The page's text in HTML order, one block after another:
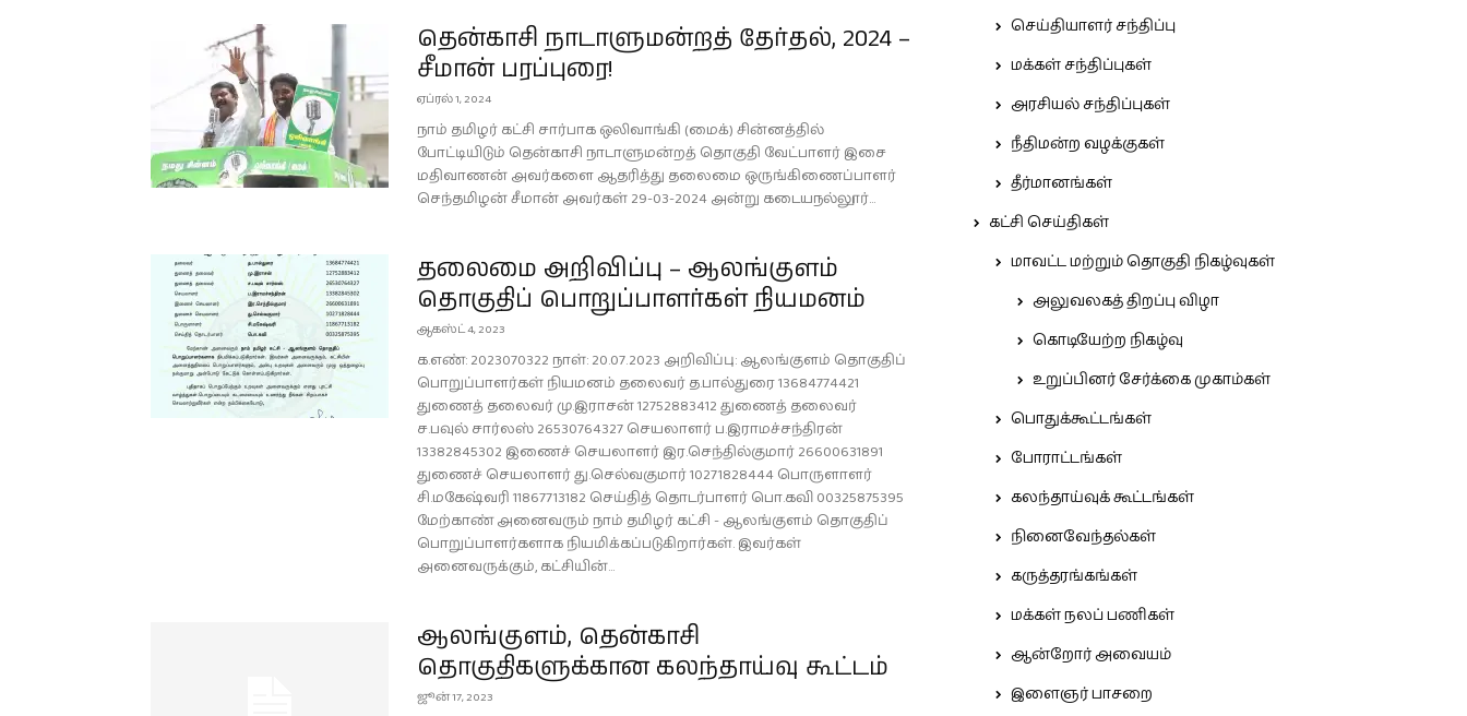
தென்காசி நாடாளுமன்றத் தேர்தல், 2024 –
சீமான் பரப்புரை!
ஏப்ரல் 1, 2024
நாம் தமிழர் கட்சி சார்பாக ஒலிவாங்கி (மைக்) சின்னத்தில்
போட்டியிடும் தென்காசி நாடாளுமன்றத் தொகுதி வேட்பாளர் இசை
மதிவாணன் அவர்களை ஆதரித்து தலைமை ஒருங்கிணைப்பாளர்
செந்தமிழன் சீமான் அவர்கள் 29-03-2024 அன்று கடையநல்லூர்...
தலைமை அறிவிப்பு – ஆலங்குளம்
தொகுதிப் பொறுப்பாளர்கள் நியமனம்
ஆகஸ்ட் 4, 2023
க.எண்: 2023070322 நாள்: 20.07.2023 அறிவிப்பு: ஆலங்குளம் தொகுதிப்
பொறுப்பாளர்கள் நியமனம் தலைவர் த.பால்துரை 13684774421
துணைத் தலைவர் மு.இராசன் 12752883412 துணைத் தலைவர்
ச.பவுல் சார்லஸ் 26530764327 செயலாளர் ப.இராமச்சந்திரன்
13382845302 இணைச் செயலாளர் இர.செந்தில்குமார் 26600631891
துணைச் செயலாளர் து.செல்வகுமார் 10271828444 பொருளாளர்
சி.மகேஷ்வரி 11867713182 செய்தித் தொடர்பாளர் பொ.கவி 00325875395
மேற்காண் அனைவரும் நாம் தமிழர் கட்சி - ஆலங்குளம் தொகுதிப்
பொறுப்பாளர்களாக நியமிக்கப்படுகிறார்கள். இவர்கள்
அனைவருக்கும், கட்சியின்...
ஆலங்குளம், தென்காசி
தொகுதிகளுக்கான கலந்தாய்வு கூட்டம்
ஜூன் 17, 2023
செய்தியாளர் சந்திப்பு
மக்கள் சந்திப்புகள்
அரசியல் சந்திப்புகள்
நீதிமன்ற வழக்குகள்
தீர்மானங்கள்
கட்சி செய்திகள்
மாவட்ட மற்றும் தொகுதி நிகழ்வுகள்
அலுவலகத் திறப்பு விழா
கொடியேற்ற நிகழ்வு
உறுப்பினர் சேர்க்கை முகாம்கள்
பொதுக்கூட்டங்கள்
போராட்டங்கள்
கலந்தாய்வுக் கூட்டங்கள்
நினைவேந்தல்கள்
கருத்தரங்கங்கள்
மக்கள் நலப் பணிகள்
ஆன்றோர் அவையம்
இளைஞர் பாசறை